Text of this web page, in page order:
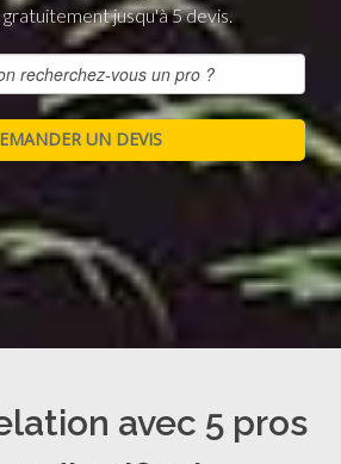
jusqu'à 5 devis.
avec 5 pros